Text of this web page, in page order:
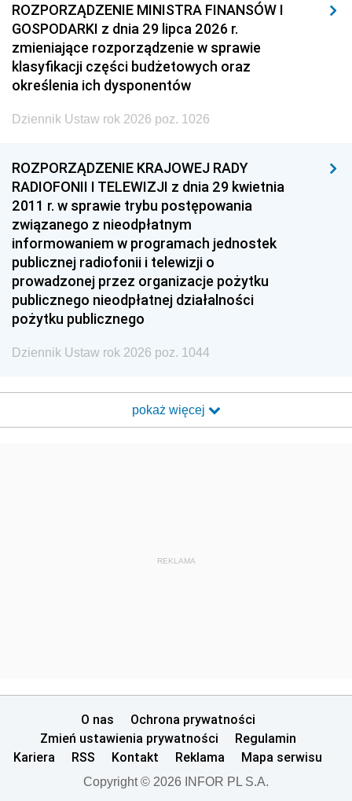
ROZPORZĄDZENIE MINISTRA FINANSÓW I
GOSPODARKI z dnia 29 lipca 2026 r.
zmieniające rozporządzenie w sprawie
klasyfikacji części budżetowych oraz
określenia ich dysponentów
Dziennik Ustaw rok 2026 poz. 1026
ROZPORZĄDZENIE KRAJOWEJ RADY
RADIOFONII I TELEWIZJI z dnia 29 kwietnia
2011 r. w sprawie trybu postępowania
związanego z nieodpłatnym
informowaniem w programach jednostek
publicznej radiofonii i telewizji o
prowadzonej przez organizacje pożytku
publicznego nieodpłatnej działalności
pożytku publicznego
Dziennik Ustaw rok 2026 poz. 1044
pokaż więcej
REKLAMA
O nas
Ochrona prywatności
Zmień ustawienia prywatności
Regulamin
Kariera
RSS Kontakt Reklama Mapa serwisu
Copyright © 2026 INFOR PL S.A.